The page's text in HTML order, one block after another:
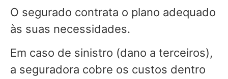
O segurado contrata o plano adequado
às suas necessidades.
Em caso de sinistro (dano a terceiros),
a seguradora cobre os custos dentro